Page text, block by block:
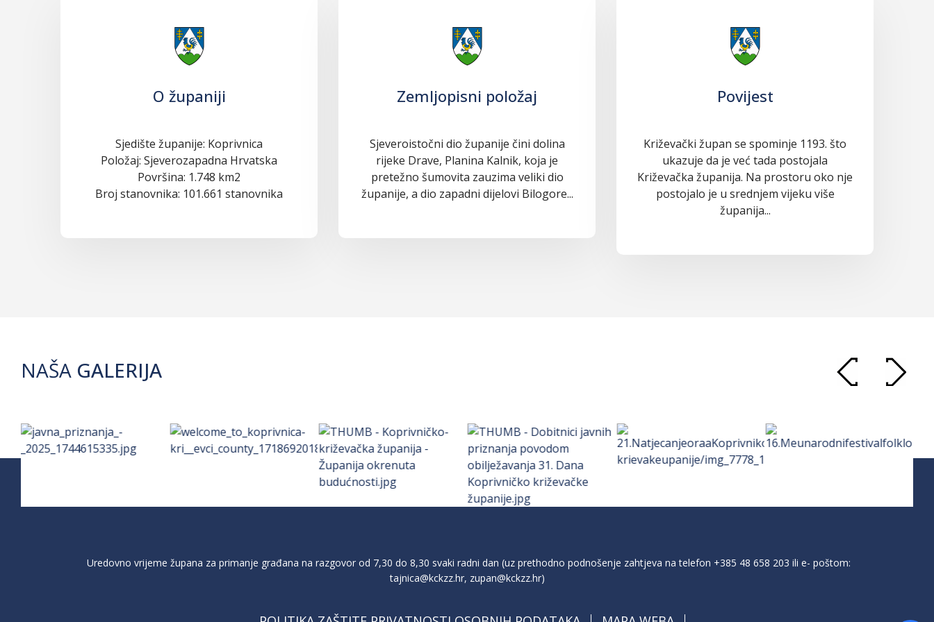
O županiji
Sjedište županije: Koprivnica
Položaj: Sjeverozapadna Hrvatska
Površina: 1.748 km2
Broj stanovnika: 101.661 stanovnika
Zemljopisni položaj
Sjeveroistočni dio županije čini dolina
rijeke Drave, Planina Kalnik, koja je
pretežno šumovita zauzima veliki dio
županije, a dio zapadni dijelovi Bilogore...
Povijest
Križevački župan se spominje 1193. što
ukazuje da je već tada postojala
Križevačka županija. Na prostoru oko nje
postojalo je u srednjem vijeku više
županija...
NAŠA GALERIJA
Uredovno vrijeme župana za primanje građana na razgovor od 7,30 do 8,30 svaki radni dan (uz prethodno podnošenje zahtjeva na telefon +385 48 658 203 ili e- poštom:
tajnica@kckzz.hr, zupan@kckzz.hr)